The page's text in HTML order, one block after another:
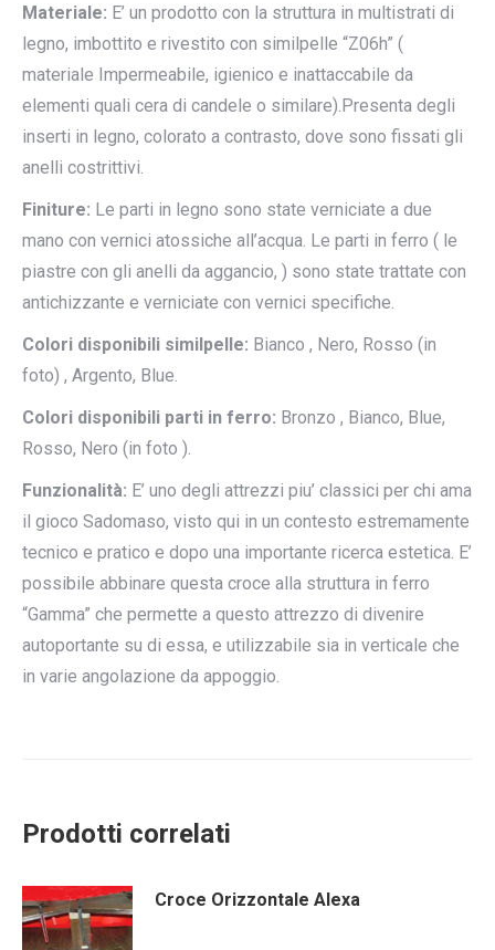
Materiale: E’ un prodotto con la struttura in multistrati di
legno, imbottito e rivestito con similpelle “Z06h” (
materiale Impermeabile, igienico e inattaccabile da
elementi quali cera di candele o similare).Presenta degli
inserti in legno, colorato a contrasto, dove sono fissati gli
anelli costrittivi.
Finiture: Le parti in legno sono state verniciate a due
mano con vernici atossiche all’acqua. Le parti in ferro ( le
piastre con gli anelli da aggancio, ) sono state trattate con
antichizzante e verniciate con vernici specifiche.
Colori disponibili similpelle: Bianco , Nero, Rosso (in
foto) , Argento, Blue.
Colori disponibili parti in ferro: Bronzo , Bianco, Blue,
Rosso, Nero (in foto ).
Funzionalità: E’ uno degli attrezzi piu’ classici per chi ama
il gioco Sadomaso, visto qui in un contesto estremamente
tecnico e pratico e dopo una importante ricerca estetica. E’
possibile abbinare questa croce alla struttura in ferro
“Gamma” che permette a questo attrezzo di divenire
autoportante su di essa, e utilizzabile sia in verticale che
in varie angolazione da appoggio.
Prodotti correlati
Croce Orizzontale Alexa